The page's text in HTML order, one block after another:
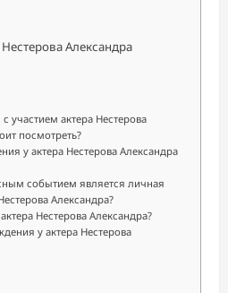
Александра
участием актера Нестерова
посмотреть?
у актера Нестерова Александра
событием является личная
Александра?
Нестерова Александра?
у актера Нестерова